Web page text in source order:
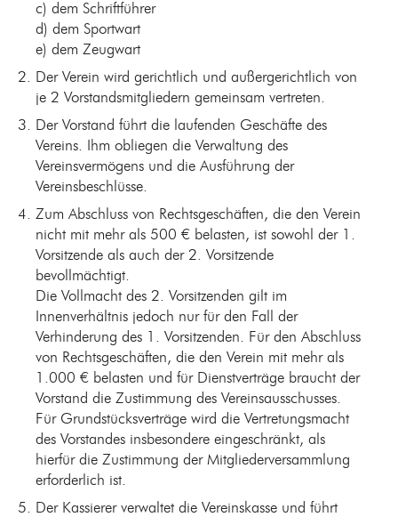
c) dem Schriftführer
d) dem Sportwart
e) dem Zeugwart
Der Verein wird gerichtlich und außergerichtlich von
je 2 Vorstandsmitgliedern gemeinsam vertreten.
Der Vorstand führt die laufenden Geschäfte des
Vereins. Ihm obliegen die Verwaltung des
Vereinsvermögens und die Ausführung der
Vereinsbeschlüsse.
Zum Abschluss von Rechtsgeschäften, die den Verein
nicht mit mehr als 500 € belasten, ist sowohl der 1.
Vorsitzende als auch der 2. Vorsitzende
bevollmächtigt.
Die Vollmacht des 2. Vorsitzenden gilt im
Innenverhältnis jedoch nur für den Fall der
Verhinderung des 1. Vorsitzenden. Für den Abschluss
von Rechtsgeschäften, die den Verein mit mehr als
1.000 € belasten und für Dienstverträge braucht der
Vorstand die Zustimmung des Vereinsausschusses.
Für Grundstücksverträge wird die Vertretungsmacht
des Vorstandes insbesondere eingeschränkt, als
hierfür die Zustimmung der Mitgliederversammlung
erforderlich ist.
Der Kassierer verwaltet die Vereinskasse und führt